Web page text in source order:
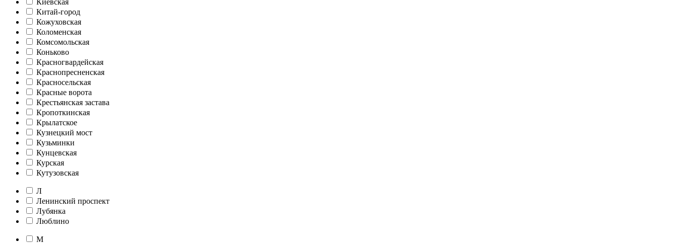
Китай-город
Кожуховская
Коломенская
Комсомольская
Коньково
Красногвардейская
Краснопресненская
Красносельская
Красные ворота
Крестьянская застава
Кропоткинская
Крылатское
Кузнецкий мост
Кузьминки
Кунцевская
Курская
Кутузовская
Л
Ленинский проспект
Лубянка
Люблино
М